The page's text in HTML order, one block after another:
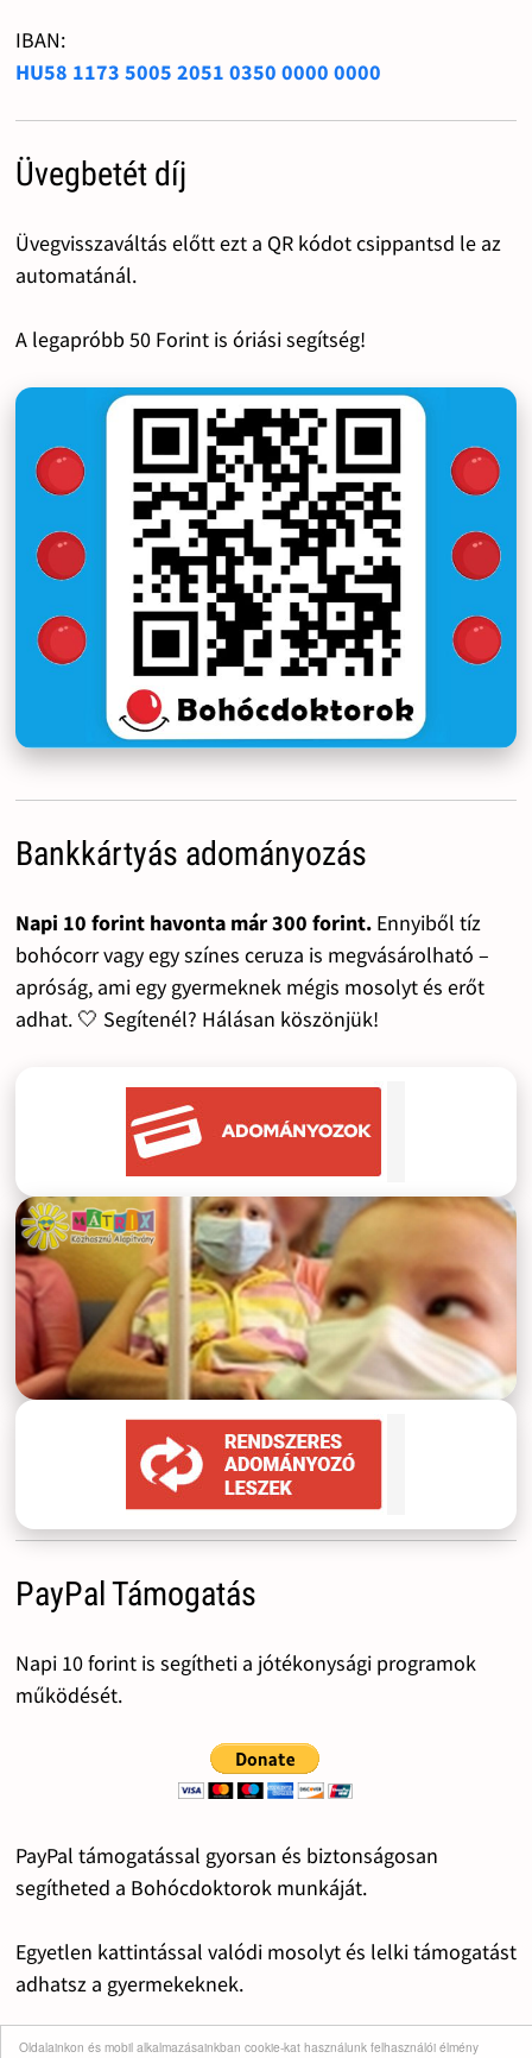
Oldalainkon és mobil alkalmazásainkban cookie-kat használunk felhasználói élmény
IBAN:
HU58 1173 5005 2051 0350 0000 0000
Üvegbetét díj
Üvegvisszaváltás előtt ezt a QR kódot csippantsd le az
automatánál.
A legapróbb 50 Forint is óriási segítség!
Bankkártyás adományozás
Napi 10 forint havonta már 300 forint.Ennyiből tíz
bohócorr vagy egy színes ceruza is megvásárolható –
apróság, ami egy gyermeknek mégis mosolyt és erőt
adhat. 🤍 Segítenél? Hálásan köszönjük!
PayPal Támogatás
Napi 10 forint is segítheti a jótékonysági programok
működését.
PayPal támogatással gyorsan és biztonságosan
segítheted a Bohócdoktorok munkáját.
Egyetlen kattintással valódi mosolyt és lelki támogatást
adhatsz a gyermekeknek.
Alkalmilag vagy rendszerességgel segítheted Te is a